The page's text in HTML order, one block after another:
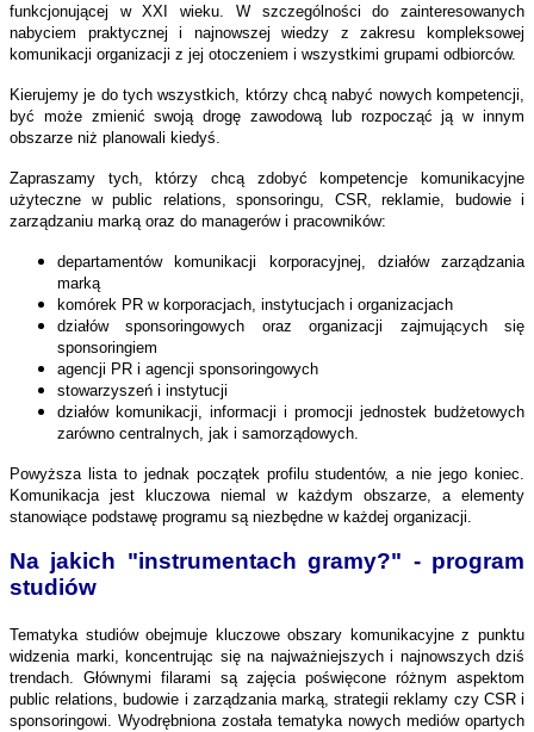
funkcjonującej w XXI wieku. W szczególności do zainteresowanych
nabyciem praktycznej i najnowszej wiedzy z zakresu kompleksowej
komunikacji organizacji z jej otoczeniem i wszystkimi grupami odbiorców.
Kierujemy je do tych wszystkich, którzy chcą nabyć nowych kompetencji,
być może zmienić swoją drogę zawodową lub rozpocząć ją w innym
obszarze niż planowali kiedyś.
Zapraszamy tych, którzy chcą zdobyć kompetencje komunikacyjne
użyteczne w public relations, sponsoringu, CSR, reklamie, budowie i
zarządzaniu marką oraz do managerów i pracowników:
departamentów komunikacji korporacyjnej, działów zarządzania
marką
komórek PR w korporacjach, instytucjach i organizacjach
działów sponsoringowych oraz organizacji zajmujących się
sponsoringiem
agencji PR i agencji sponsoringowych
stowarzyszeń i instytucji
działów komunikacji, informacji i promocji jednostek budżetowych
zarówno centralnych, jak i samorządowych.
Powyższa lista to jednak początek profilu studentów, a nie jego koniec.
Komunikacja jest kluczowa niemal w każdym obszarze, a elementy
stanowiące podstawę programu są niezbędne w każdej organizacji.
Na jakich "instrumentach gramy?" - program
studiów
Tematyka studiów obejmuje kluczowe obszary komunikacyjne z punktu
widzenia marki, koncentrując się na najważniejszych i najnowszych dziś
trendach. Głównymi filarami są zajęcia poświęcone różnym aspektom
public relations, budowie i zarządzania marką, strategii reklamy czy CSR i
sponsoringowi. Wyodrębniona została tematyka nowych mediów opartych